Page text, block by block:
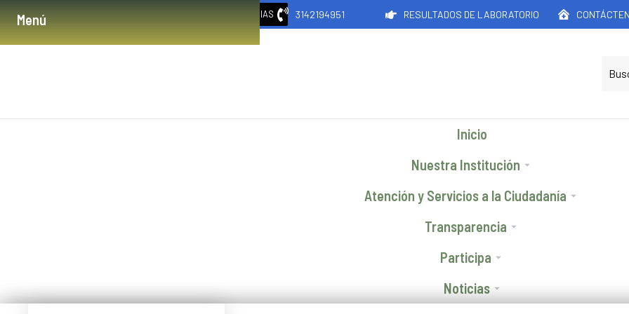
URGENCIAS 3142194951 RESULTADOS DE LABORATORIO
Inicio
Nuestra Institución
Atención y Servicios a la Ciudadanía
Transparencia
Participa
Noticias
Menú